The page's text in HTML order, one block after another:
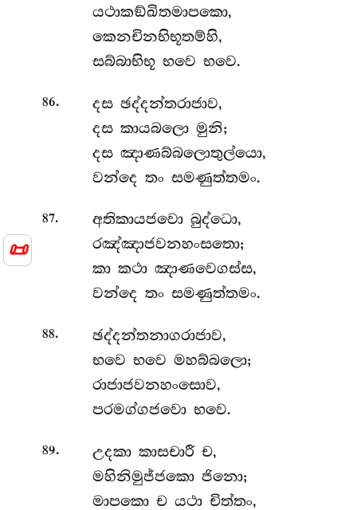
📜
යථාකඞ්ඛිතමාපකො,
කෙනචිනභිභූතම්හි,
සබ්බාභිභූ භවෙ භවෙ.
86.
දස ඡද්දන්තරාජාව,
දස කායබලො මුනි;
දස ඤාණබ්බලොතුල්යො,
වන්දෙ තං සමණුත්තමං.
87. අතිකායජවො බුද්ධො,
රඤ්ඤාජවනහංසතො;
කා කථා ඤාණවෙගස්ස,
වන්දෙ තං සමණුත්තමං.
88.
ඡද්දන්තනාගරාජාව,
භවෙ භවෙ මහබ්බලො;
රාජාජවනහංසොව,
පරමග්ගජවො භවෙ.
89. උදකා කාසචාරී ච,
මහිනිමුජ්ජකො ජිනො;
මාපකො ච යථා චිත්තං,